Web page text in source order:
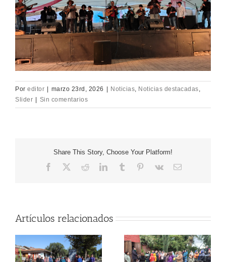
Por editor | marzo 23rd, 2026 | Noticias, Noticias destacadas,
Slider | Sin comentarios
Share This Story, Choose Your Platform!
Facebook RedditLinkedInTumblr Pinterest
Vk
Correo
Artículos relacionados
ADULTOS MAYORES
DE PUDAHUEL
VISITA VILLA
VILLA GRIMALDI
ABRAZA LA